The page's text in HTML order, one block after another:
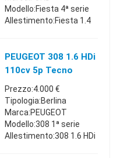
Modello:Fiesta 4ª serie
Allestimento:Fiesta 1.4
Cambio:Manuale Anno
immatricolazione:2006
Classe emissio ...
PEUGEOT 308 1.6 HDi
110cv 5p Tecno
Prezzo:4.000 €
Tipologia:Berlina
Marca:PEUGEOT
Modello:308 1ª serie
Allestimento:308 1.6 HDi